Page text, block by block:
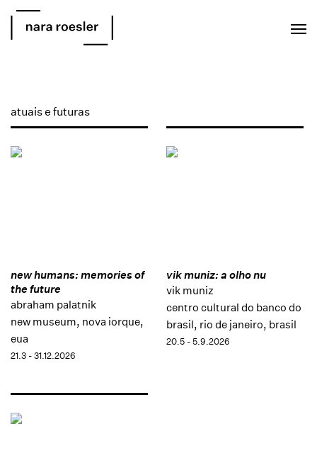
atuais e futuras
new humans: memories of
the future
abraham palatnik
new museum, nova iorque,
eua
21.3 - 31.12.2026
vik muniz: a olho nu
vik muniz
centro cultural do banco do
brasil, rio de janeiro, brasil
20.5 - 5.9.2026